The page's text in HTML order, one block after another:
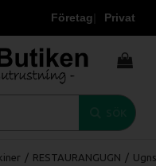
Företag Privat
/ RESTAURANGUGN /